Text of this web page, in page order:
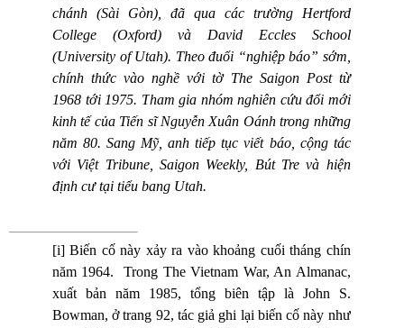
chánh (SàiGòn), đã qua các trường Hertford
College
(Oxford) và David Eccles School
(University of Utah). Theo đuổi “nghiệp báo” sớm,
chính thức vào nghề với tờ The Saigon Post từ
1968 tới 1975. Tham gia nhóm nghiên cứu đổi mới
kinh tế của Tiến sĩ Nguyễn Xuân Oánh trong những
năm 80. Sang Mỹ, anh tiếp tục viết báo, cộng tác
với Việt Tribune, Saigon Weekly, Bút Tre và hiện
định cư tại tiểu bang Utah.
[i] Biến cố này xảy ra vào khoảng cuối tháng chín
năm 1964. Trong The Vietnam War, An Almanac,
xuất bản năm 1985, tổng biên tập là John S.
Bowman, ở trang 92, tác giả ghi lại biến cố này như